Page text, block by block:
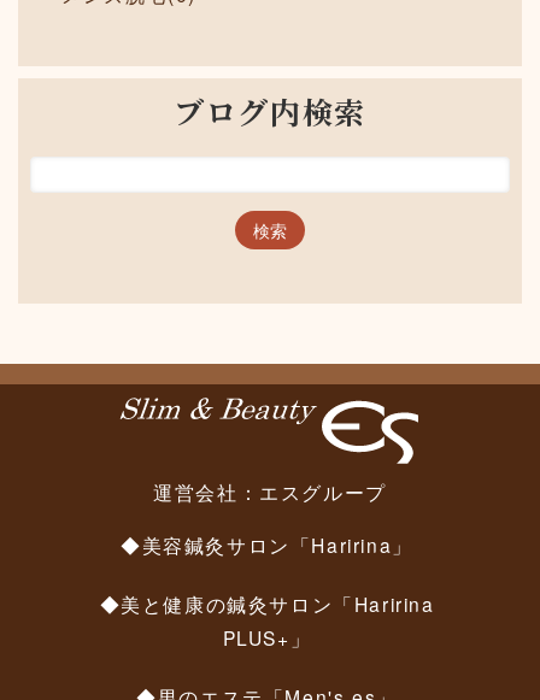
ブログ内検索
運営会社： エスグループ
◆美容鍼灸サロン「Haririna」
◆美と健康の鍼灸サロン「Haririna
PLUS+」